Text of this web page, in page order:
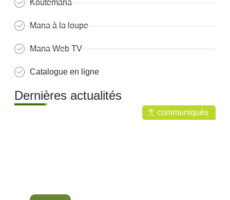
Koutemana
Mana à la loupe
Mana Web TV
Catalogue en ligne
Dernières actualités
communiqués